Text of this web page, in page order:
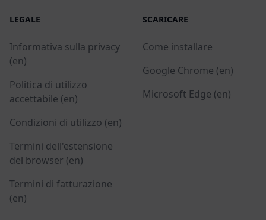
LEGALE
Informativa sulla privacy
(en)
Politica di utilizzo
accettabile (en)
Condizioni di utilizzo (en)
Termini dell'estensione
del browser (en)
Termini di fatturazione
(en)
SCARICARE
Come installare
Google Chrome (en)
Microsoft Edge (en)